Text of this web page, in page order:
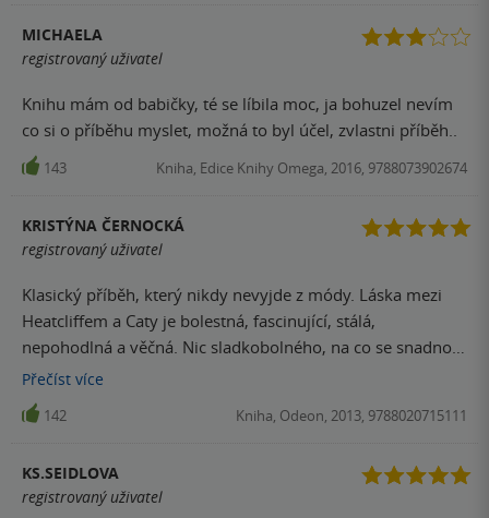
MICHAELA
registrovaný uživatel
Knihu mám od babičky, té se líbila moc, ja bohuzel nevím
co si o příběhu myslet, možná to byl účel, zvlastni příběh..
143 Kniha, Edice Knihy Omega, 2016, 9788073902674
KRISTÝNA ČERNOCKÁ
registrovaný uživatel
Klasický příběh, který nikdy nevyjde z módy. Láska mezi
Heatcliffem a Caty je bolestná, fascinující, stálá,
nepohodlná a věčná. Nic sladkobolného, na co se snadno
zapomene. Vřesoviště, které je platformou pro příběh, je
úzce spojeno s životy Bronteových. Vše spojuje jedno
kouzlo, které se bude číst po generace.
Přečíst více
142 Kniha, Odeon, 2013, 9788020715111
KS.SEIDLOVA
registrovaný uživatel